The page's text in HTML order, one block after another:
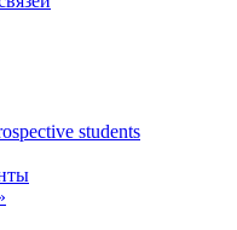
students